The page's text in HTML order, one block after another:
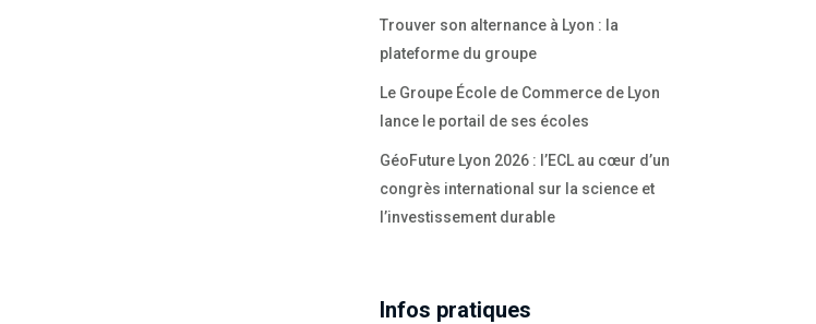
Trouver son alternance à Lyon : la
plateforme du groupe
Le Groupe École de Commerce de Lyon
lance le portail de ses écoles
GéoFuture Lyon 2026 : l’ECL au cœur d’un
congrès international sur la science et
l’investissement durable
Infos pratiques